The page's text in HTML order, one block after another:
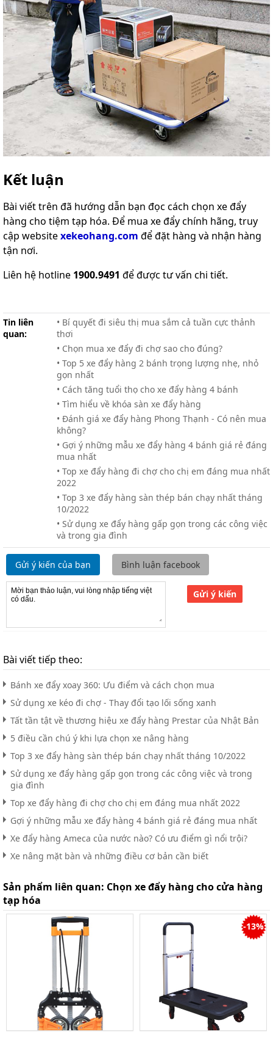
Kết luận
Bài viết trên đã hướng dẫn bạn đọc cách chọn xe đẩy
hàng cho tiệm tạp hóa. Để mua xe đẩy chính hãng, truy
cập websitexekeohang.com để đặt hàng và nhận hàng
tận nơi.
Liên hệ hotline 1900.9491 để được tư vấn chi tiết.
Tin liên
quan:
• Bí quyết đi siêu thị mua sắm cả tuần cực thảnh
thơi
• Chọn mua xe đẩy đi chợ sao cho đúng?
• Top 5 xe đẩy hàng 2 bánh trọng lượng nhẹ, nhỏ
gọn nhất
• Cách tăng tuổi thọ cho xe đẩy hàng 4 bánh
• Tìm hiểu về khóa sàn xe đẩy hàng
• Đánh giá xe đẩy hàng Phong Thạnh - Có nên mua
không?
• Gợi ý những mẫu xe đẩy hàng 4 bánh giá rẻ đáng
mua nhất
• Top xe đẩy hàng đi chợ cho chị em đáng mua nhất
2022
• Top 3 xe đẩy hàng sàn thép bán chạy nhất tháng
10/2022
• Sử dụng xe đẩy hàng gấp gọn trong các công việc
và trong gia đình
Gửi ý kiến của bạn Bình luận facebook
Gửi ý kiến
Bài viết tiếp theo:
Bánh xe đẩy xoay 360: Ưu điểm và cách chọn mua
Sử dụng xe kéo đi chợ - Thay đổi tạo lối sống xanh
Tất tần tật về thương hiệu xe đẩy hàng Prestar của Nhật Bản
5 điều cần chú ý khi lựa chọn xe nâng hàng
Top 3 xe đẩy hàng sàn thép bán chạy nhất tháng 10/2022
Sử dụng xe đẩy hàng gấp gọn trong các công việc và trong
gia đình
Top xe đẩy hàng đi chợ cho chị em đáng mua nhất 2022
Gợi ý những mẫu xe đẩy hàng 4 bánh giá rẻ đáng mua nhất
Xe đẩy hàng Ameca của nước nào? Có ưu điểm gì nổi trội?
Xe nâng mặt bàn và những điều cơ bản cần biết
Sản phẩm liên quan: Chọn xe đẩy hàng cho cửa hàng
tạp hóa
-13%